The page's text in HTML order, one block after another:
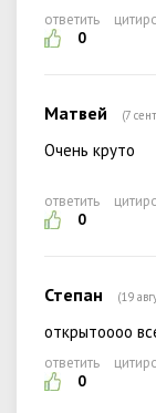
ответить
0
Матвей (7
Очень круто
ответить
0
Степан (19
открытоооо
ответить
0